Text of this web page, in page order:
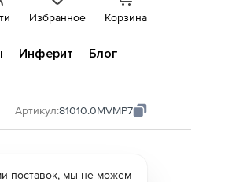
Избранное Корзина
Инферит
Блог
Артикул:81010.0MVMP7
поставок, мы не можем